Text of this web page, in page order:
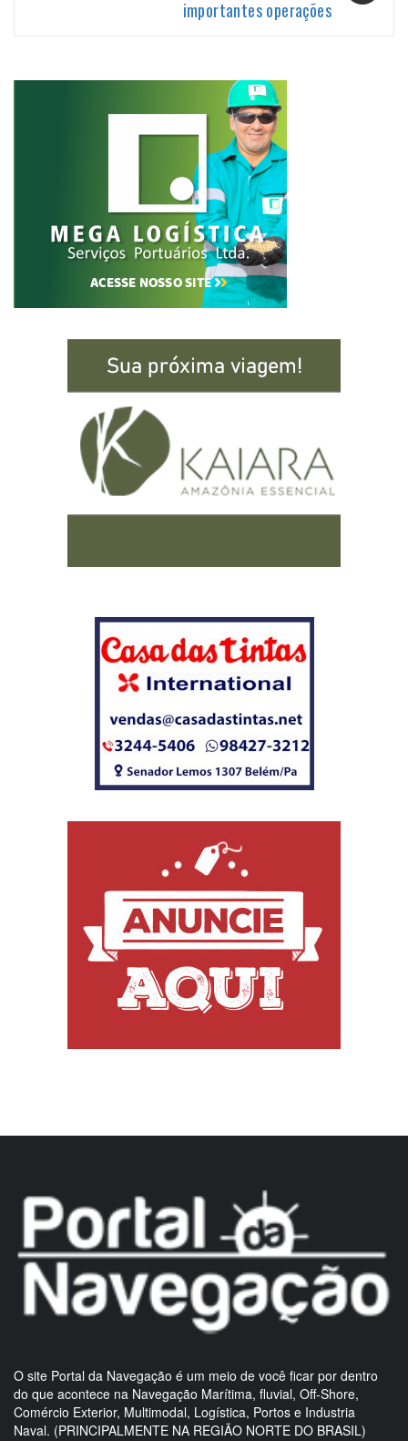
importantes operações
O site Portal da Navegação é um meio de você ficar por dentro
do que acontece na Navegação Marítima, fluvial, Off-Shore,
Comércio Exterior, Multimodal, Logística, Portos e Industria
Naval. (PRINCIPALMENTE NA REGIÃO NORTE DO BRASIL)